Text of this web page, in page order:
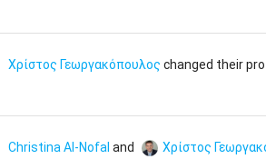
Χρίστος Γεωργακόπουλος changed their
Christina Al-Nofal and Χρίστος